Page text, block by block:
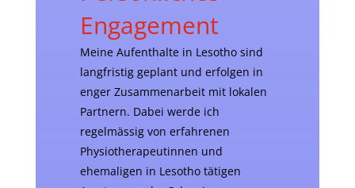
Engagement
Meine Aufenthalte in Lesotho sind
langfristig geplant und erfolgen in
enger Zusammenarbeit mit lokalen
Partnern. Dabei werde ich
regelmässig von erfahrenen
Physiotherapeutinnen und
ehemaligen in Lesotho tätigen